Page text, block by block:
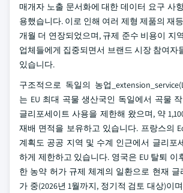
매개자 노출 문서화에 대한 데이터 요구 사
용했습니다. 이로 인해 여러 제형 제품의 재
개월 더 연장되었으며, 규제 준수 비용이 지
업체들에게 집중되면서 브랜드 시장 참여자
있습니다.
구조적으로 독일의 농업
는 EU 최대 곡물 생산국인 독일에서 곡물
글리포세이트 사용을 제한해 왔으며, 약
재배 면적을 보유하고 있습니다. 프랑스의
계획도 공공 지역 및 수계 인근에서 글리포
하게 제한하고 있습니다. 영국은 EU 탈퇴 이
한 농약 허가 규제 체계의 일환으로 현재 글
가 중(2026년 1월까지, 정기적 검토 대상)이